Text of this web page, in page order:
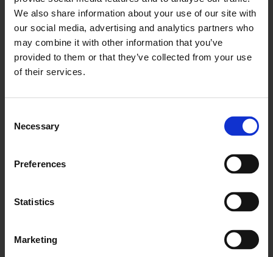
We also share information about your use of our site with
our social media, advertising and analytics partners who
may combine it with other information that you’ve
provided to them or that they’ve collected from your use
of their services.
Selection
Necessary
Preferences
Statistics
Marketing
forespørgsel på en arbejdsopgave, er du meget
velkommen til atkontakte os.